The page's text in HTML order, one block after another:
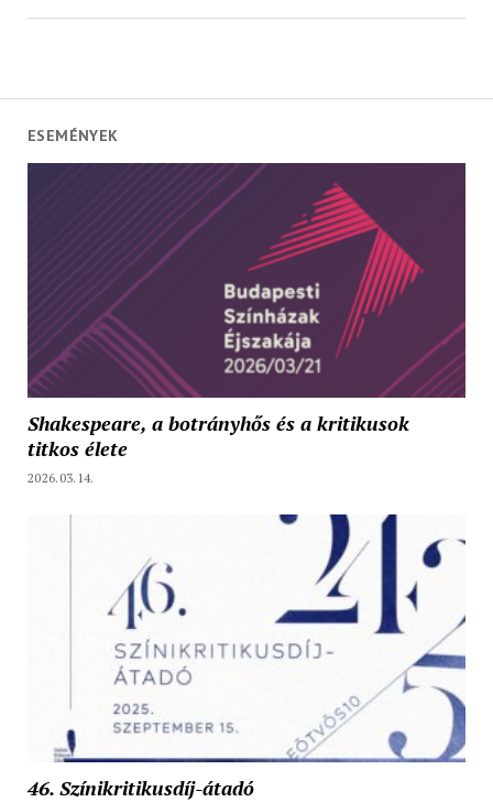
ESEMÉNYEK
Shakespeare, a botrányhős és a kritikusok
titkos élete
2026.03.14.
46. Színikritikusdíj-átadó